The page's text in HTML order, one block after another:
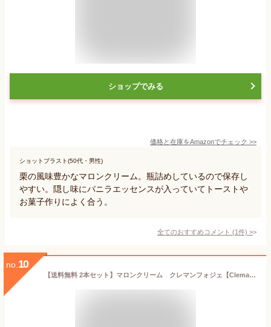
ショップでみる
価格と在庫をAmazonでチェック >>
ショットブラスト(50代・男性)
栗の風味豊かなマロンクリーム。瓶詰めしているので保存し
やすい。隠し味にバニラエッセンスが入っていてトーストや
お菓子作りによく合う。
全てのおすすめコメント (1件) >
no. 10
【送料無料 2本セット】マロンクリーム クレマンフォジェ【ClemantFaugier】75g フランス 1000円ポッキリ